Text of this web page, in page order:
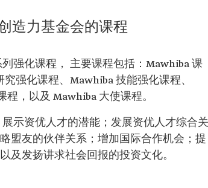
造力基金会的课程
强化课程， 主要课程包括：Mawhiba 课
强化课程、Mawhiba 技能强化课程、​​
，以及 Mawhiba 大使课程。
示资优人才的潜能；发展资优人才综合关
盟友的伙伴关系；增加国际合作机会；提
及发扬讲求社会回报的投资文化。